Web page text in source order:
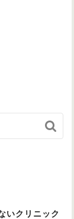

いクリニック